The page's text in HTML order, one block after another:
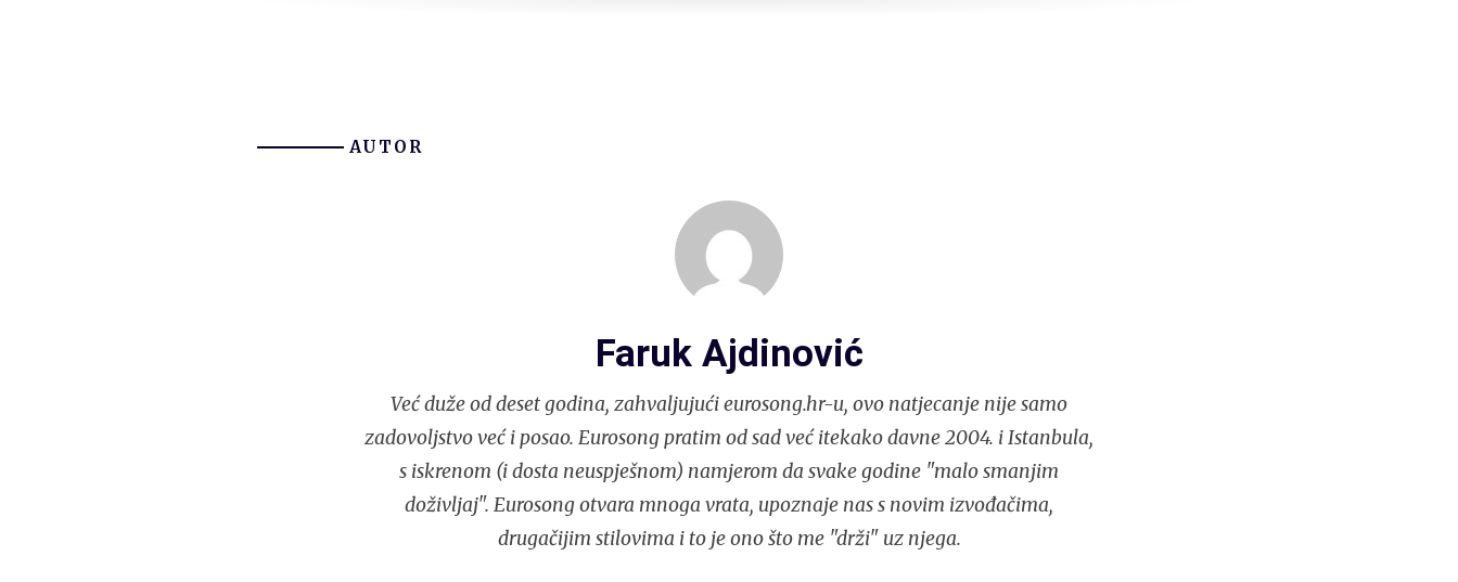
AUTOR
Faruk Ajdinović
Već duže od deset godina, zahvaljujući eurosong.hr-u, ovo natjecanje nije samo
zadovoljstvo već i posao. Eurosong pratim od sad već itekako davne 2004. i Istanbula,
s iskrenom (i dosta neuspješnom) namjerom da svake godine "malo smanjim
doživljaj". Eurosong otvara mnoga vrata, upoznaje nas s novim izvođačima,
drugačijim stilovima i to je ono što me "drži" uz njega.